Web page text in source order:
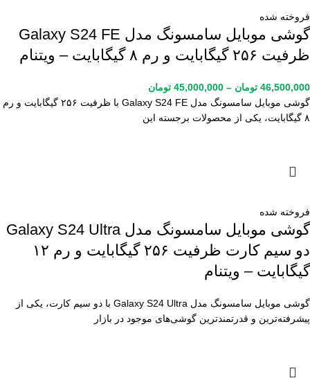
فروخته شده
گوشی موبایل سامسونگ مدل Galaxy S24 FE
ظرفیت ۲۵۶ گیگابایت و رم ۸ گیگابایت – ویتنام
46,500,000 تومان –
45,000,000 تومان
گوشی موبایل سامسونگ مدل Galaxy S24 FE با ظرفیت ۲۵۶ گیگابایت و رم
۸ گیگابایت، یکی از محصولات برجسته این
فروخته شده
گوشی موبایل سامسونگ مدل Galaxy S24 Ultra
دو سیم کارت ظرفیت ۲۵۶ گیگابایت و رم ۱۲
گیگابایت – ویتنام
گوشی موبایل سامسونگ مدل Galaxy S24 Ultra با دو سیم کارت، یکی از
پیشرفته‌ترین و قدرتمندترین گوشی‌های موجود در بازار